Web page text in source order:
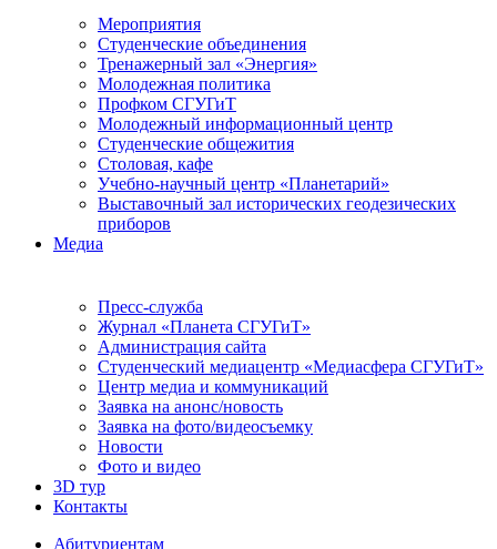
Мероприятия
Студенческие объединения
Тренажерный зал «Энергия»
Молодежная политика
Профком СГУГиТ
Молодежный информационный центр
Студенческие общежития
Столовая, кафе
Учебно-научный центр «Планетарий»
Выставочный зал исторических геодезических
приборов
Медиа
Пресс-служба
Журнал «Планета СГУГиТ»
Администрация сайта
Студенческий медиацентр «Медиасфера СГУГиТ»
Центр медиа и коммуникаций
Заявка на анонс/новость
Заявка на фото/видеосъемку
Новости
Фото и видео
3D тур
Контакты
Абитуриентам